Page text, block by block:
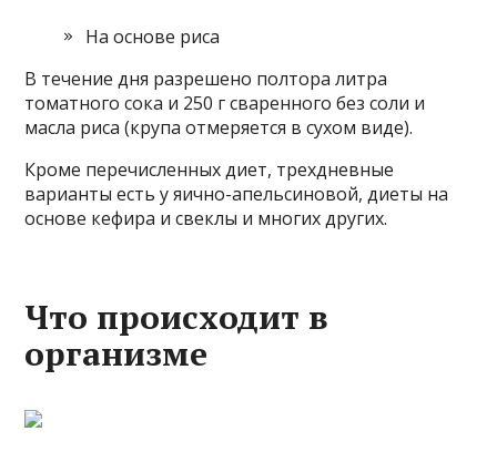
На основе риса
В течение дня разрешено полтора литра
томатного сока и 250 г сваренного без соли и
масла риса (крупа отмеряется в сухом виде).
Кроме перечисленных диет, трехдневные
варианты есть у яично-апельсиновой, диеты на
основе кефира и свеклы и многих других.
Что происходит в
организме